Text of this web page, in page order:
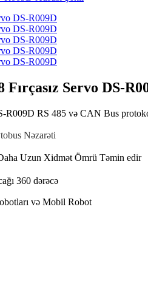
Servo DS-
R009D RS 485 və CAN Bus
Nəzarəti
Uzun Xidmət Ömrü Təmin edir
360 dərəcə
və Mobil Robot